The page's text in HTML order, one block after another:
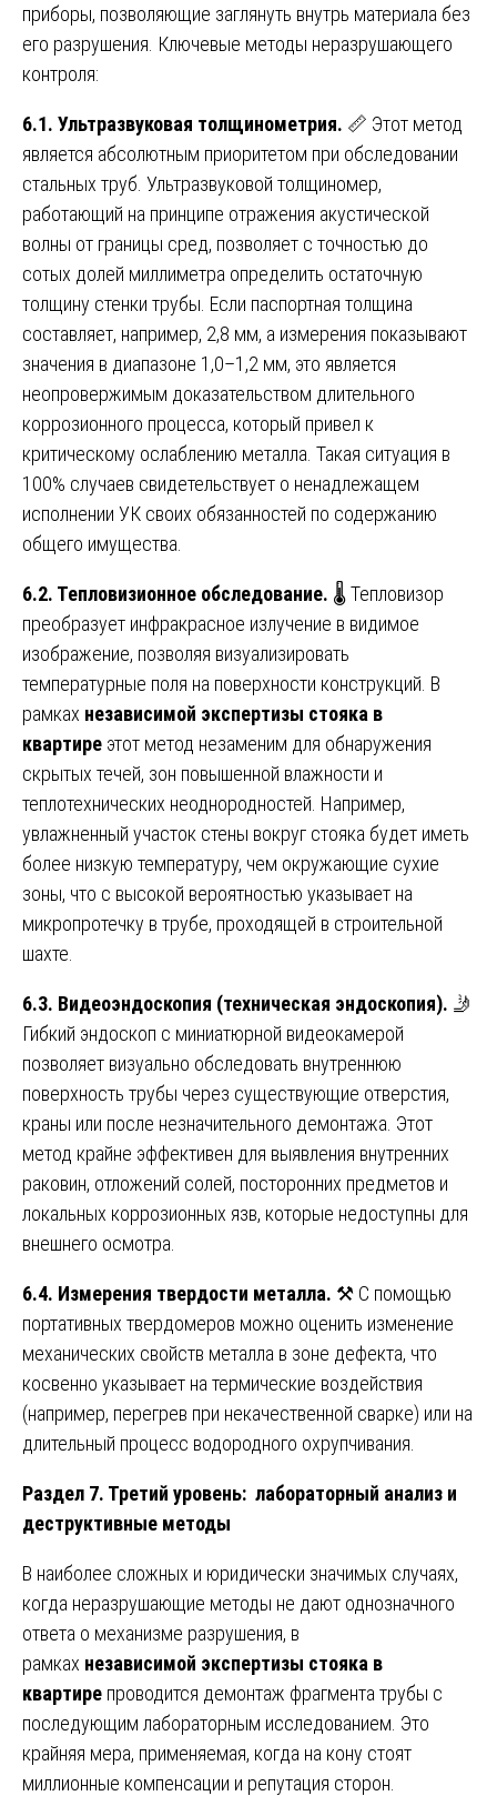
приборы, позволяющие заглянуть внутрь материала без
его разрушения. Ключевые методы неразрушающего
контроля:
6.1. Ультразвуковая толщинометрия. 📏 Этот метод
является абсолютным приоритетом при обследовании
стальных труб. Ультразвуковой толщиномер,
работающий на принципе отражения акустической
волны от границы сред, позволяет с точностью до
сотых долей миллиметра определить остаточную
толщину стенки трубы. Если паспортная толщина
составляет, например, 2,8 мм, а измерения показывают
значения в диапазоне 1,0–1,2 мм, это является
неопровержимым доказательством длительного
коррозионного процесса, который привел к
критическому ослаблению металла. Такая ситуация в
100% случаев свидетельствует о ненадлежащем
исполнении УК своих обязанностей по содержанию
общего имущества.
6.2. Тепловизионное обследование. 🌡️ Тепловизор
преобразует инфракрасное излучение в видимое
изображение, позволяя визуализировать
температурные поля на поверхности конструкций. В
рамках независимой экспертизы стояка в
квартире этот метод незаменим для обнаружения
скрытых течей, зон повышенной влажности и
теплотехнических неоднородностей. Например,
увлажненный участок стены вокруг стояка будет иметь
более низкую температуру, чем окружающие сухие
зоны, что с высокой вероятностью указывает на
микропротечку в трубе, проходящей в строительной
шахте.
6.3. Видеоэндоскопия (техническая эндоскопия). 🤳
Гибкий эндоскоп с миниатюрной видеокамерой
позволяет визуально обследовать внутреннюю
поверхность трубы через существующие отверстия,
краны или после незначительного демонтажа. Этот
метод крайне эффективен для выявления внутренних
раковин, отложений солей, посторонних предметов и
локальных коррозионных язв, которые недоступны для
внешнего осмотра.
6.4. Измерения твердости металла. ⚒️ С помощью
портативных твердомеров можно оценить изменение
механических свойств металла в зоне дефекта, что
косвенно указывает на термические воздействия
(например, перегрев при некачественной сварке) или на
длительный процесс водородного охрупчивания.
Раздел 7. Третий уровень: лабораторный анализ и
деструктивные методы
В наиболее сложных и юридически значимых случаях,
когда неразрушающие методы не дают однозначного
ответа о механизме разрушения, в
рамках независимой экспертизы стояка в
квартире проводится демонтаж фрагмента трубы с
последующим лабораторным исследованием. Это
крайняя мера, применяемая, когда на кону стоят
миллионные компенсации и репутация сторон.